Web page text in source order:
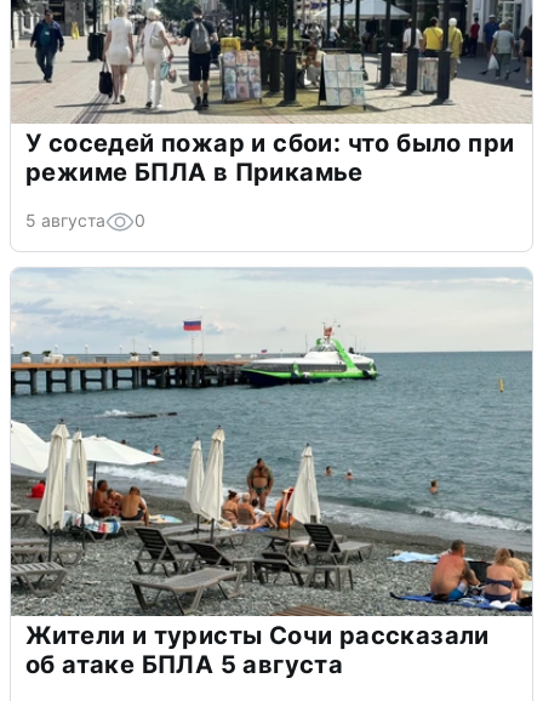
У соседей пожар и сбои: что было при
режиме БПЛА в Прикамье
5 августа 0
Жители и туристы Сочи рассказали
об атаке БПЛА 5 августа